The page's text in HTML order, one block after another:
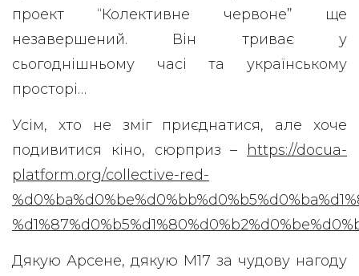
проект “Колективне червоне” ще
незавершений. Він триває у
сьогоднішньому часі та українському
просторі…
Усім, хто не зміг приєднатися, але хоче
подивитися кіно, сюрприз –
https://docua-
platform.org/collective-red-
Дякую Арсене, дякую М17 за чудову нагоду